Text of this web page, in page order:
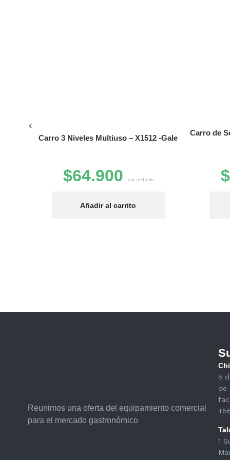
Carro 3 Niveles Multiuso – X1512 -Gale
$64.900 IVA Incluido
Añadir al carrito
Carro de
$
Reunimos una oferta del equipamiento comercial
para el mercado gastronómico
5
de
1